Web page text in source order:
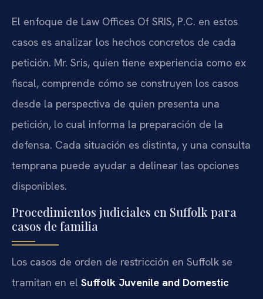
El enfoque de Law Offices Of SRIS, P.C. en estos
casos es analizar los hechos concretos de cada
petición. Mr. Sris, quien tiene experiencia como ex
fiscal, comprende cómo se construyen los casos
desde la perspectiva de quien presenta una
petición, lo cual informa la preparación de la
defensa. Cada situación es distinta, y una consulta
temprana puede ayudar a delinear las opciones
disponibles.
Procedimientos judiciales en Suffolk para
casos de familia
Los casos de orden de restricción en Suffolk se
tramitan en el Suffolk Juvenile and Domestic